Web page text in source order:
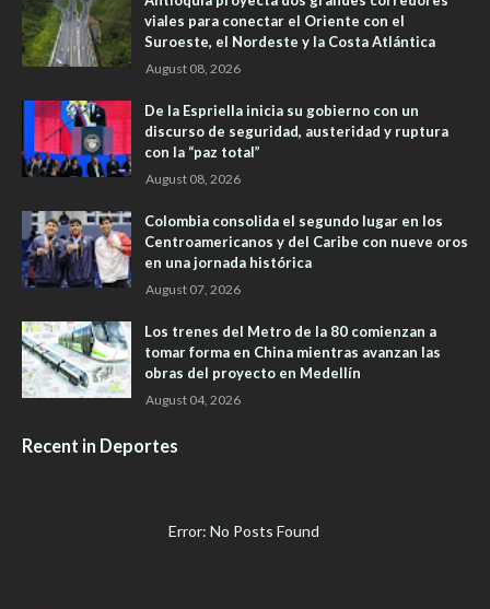
viales para conectar el Oriente con el
Suroeste, el Nordeste y la Costa Atlántica
August 08, 2026
De la Espriella inicia su gobierno con un
discurso de seguridad, austeridad y ruptura
con la “paz total”
August 08, 2026
Colombia consolida el segundo lugar en los
Centroamericanos y del Caribe con nueve oros
en una jornada histórica
August 07, 2026
Los trenes del Metro de la 80 comienzan a
tomar forma en China mientras avanzan las
obras del proyecto en Medellín
August 04, 2026
Recent in Deportes
Error: No Posts Found